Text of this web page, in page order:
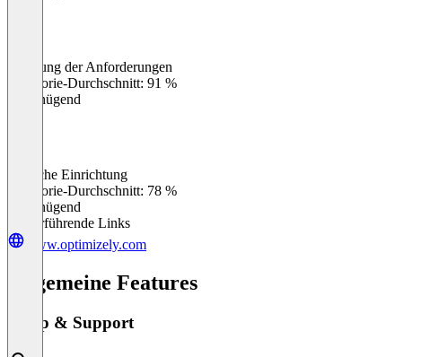
Erfüllung der Anforderungen
Kategorie-Durchschnitt: 91 %
Ungenügend
Einfache Einrichtung
Kategorie-Durchschnitt: 78 %
Ungenügend
Weiterführende Links
www.optimizely.com
Allgemeine Features
Setup & Support